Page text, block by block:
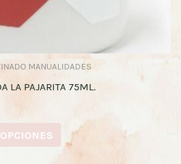
MANUALIDADES
LA PAJARITA 75ML.
producto